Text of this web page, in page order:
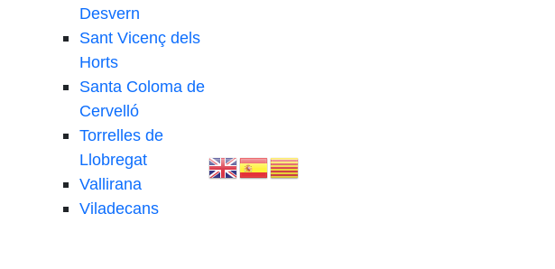
Desvern
Sant Vicenç dels
Horts
Santa Coloma de
Cervelló
Torrelles de
Llobregat
Vallirana
Viladecans